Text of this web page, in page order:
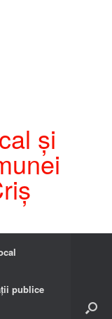
și
publice